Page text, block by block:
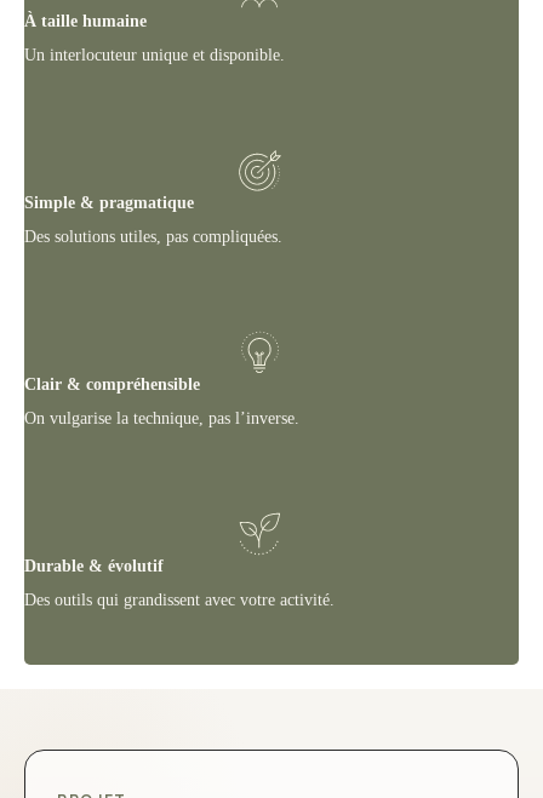
À taille humaine
Un interlocuteur unique et disponible.
Simple & pragmatique
Des solutions utiles, pas compliquées.
Clair & compréhensible
On vulgarise la technique, pas l’inverse.
Durable & évolutif
Des outils qui grandissent avec votre activité.